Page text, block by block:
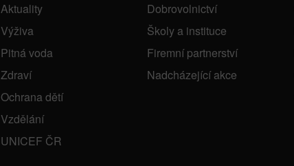
Aktuality
Výživa
Pitná voda
Zdraví
Ochrana dětí
Vzdělání
UNICEF ČR
Dobrovolnictví
Školy a instituce
Firemní partnerství
Nadcházející akce